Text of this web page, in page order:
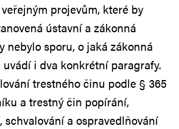
projevům, které by
ústavní a zákonná
nebylo sporu, o jaká zákonná
i dva konkrétní paragrafy.
trestného činu podle § 365
a trestný čin popírání,
schvalování a ospravedlňování